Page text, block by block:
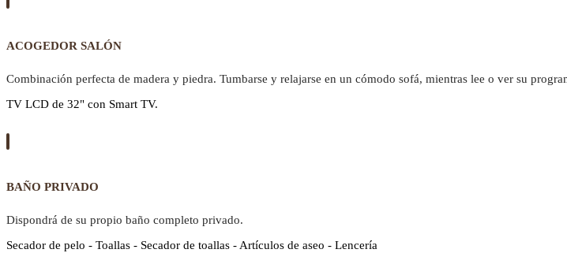
ACOGEDOR SALÓN
Combinación perfecta de madera y piedra. Tumbarse y relajarse en un cómodo sofá, mientras lee o ver su
TV LCD de 32" con Smart TV.
BAÑO PRIVADO
Dispondrá de su propio baño completo privado.
Secador de pelo - Toallas - Secador de toallas - Artículos de aseo - Lencería